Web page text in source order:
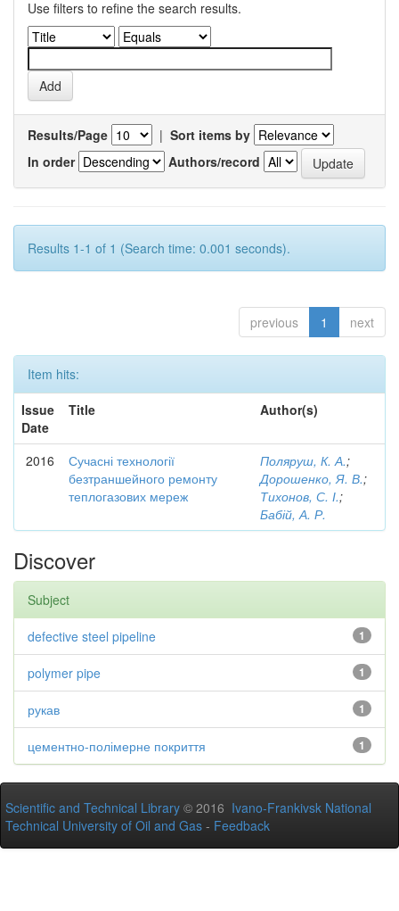
Use filters to refine the search results.
Results/Page | Sort items by
In order
Authors/record
Results 1-1 of 1 (Search time: 0.001 seconds).
previous 1 next
Item hits:
Issue
Date
Title Author(s)
2016
Сучасні технології
безтраншейного ремонту
теплогазових мереж
Поляруш, К. А.;
Дорошенко, Я. В.;
Тихонов, С. І.;
Бабій, А. Р.
Discover
Subject
1
defective steel pipeline
1
polymer pipe
1
рукав
1
цементно-полімерне покриття
Scientific and Technical Library © 2016 Ivano-Frankivsk National
Technical University of Oil and Gas - Feedback